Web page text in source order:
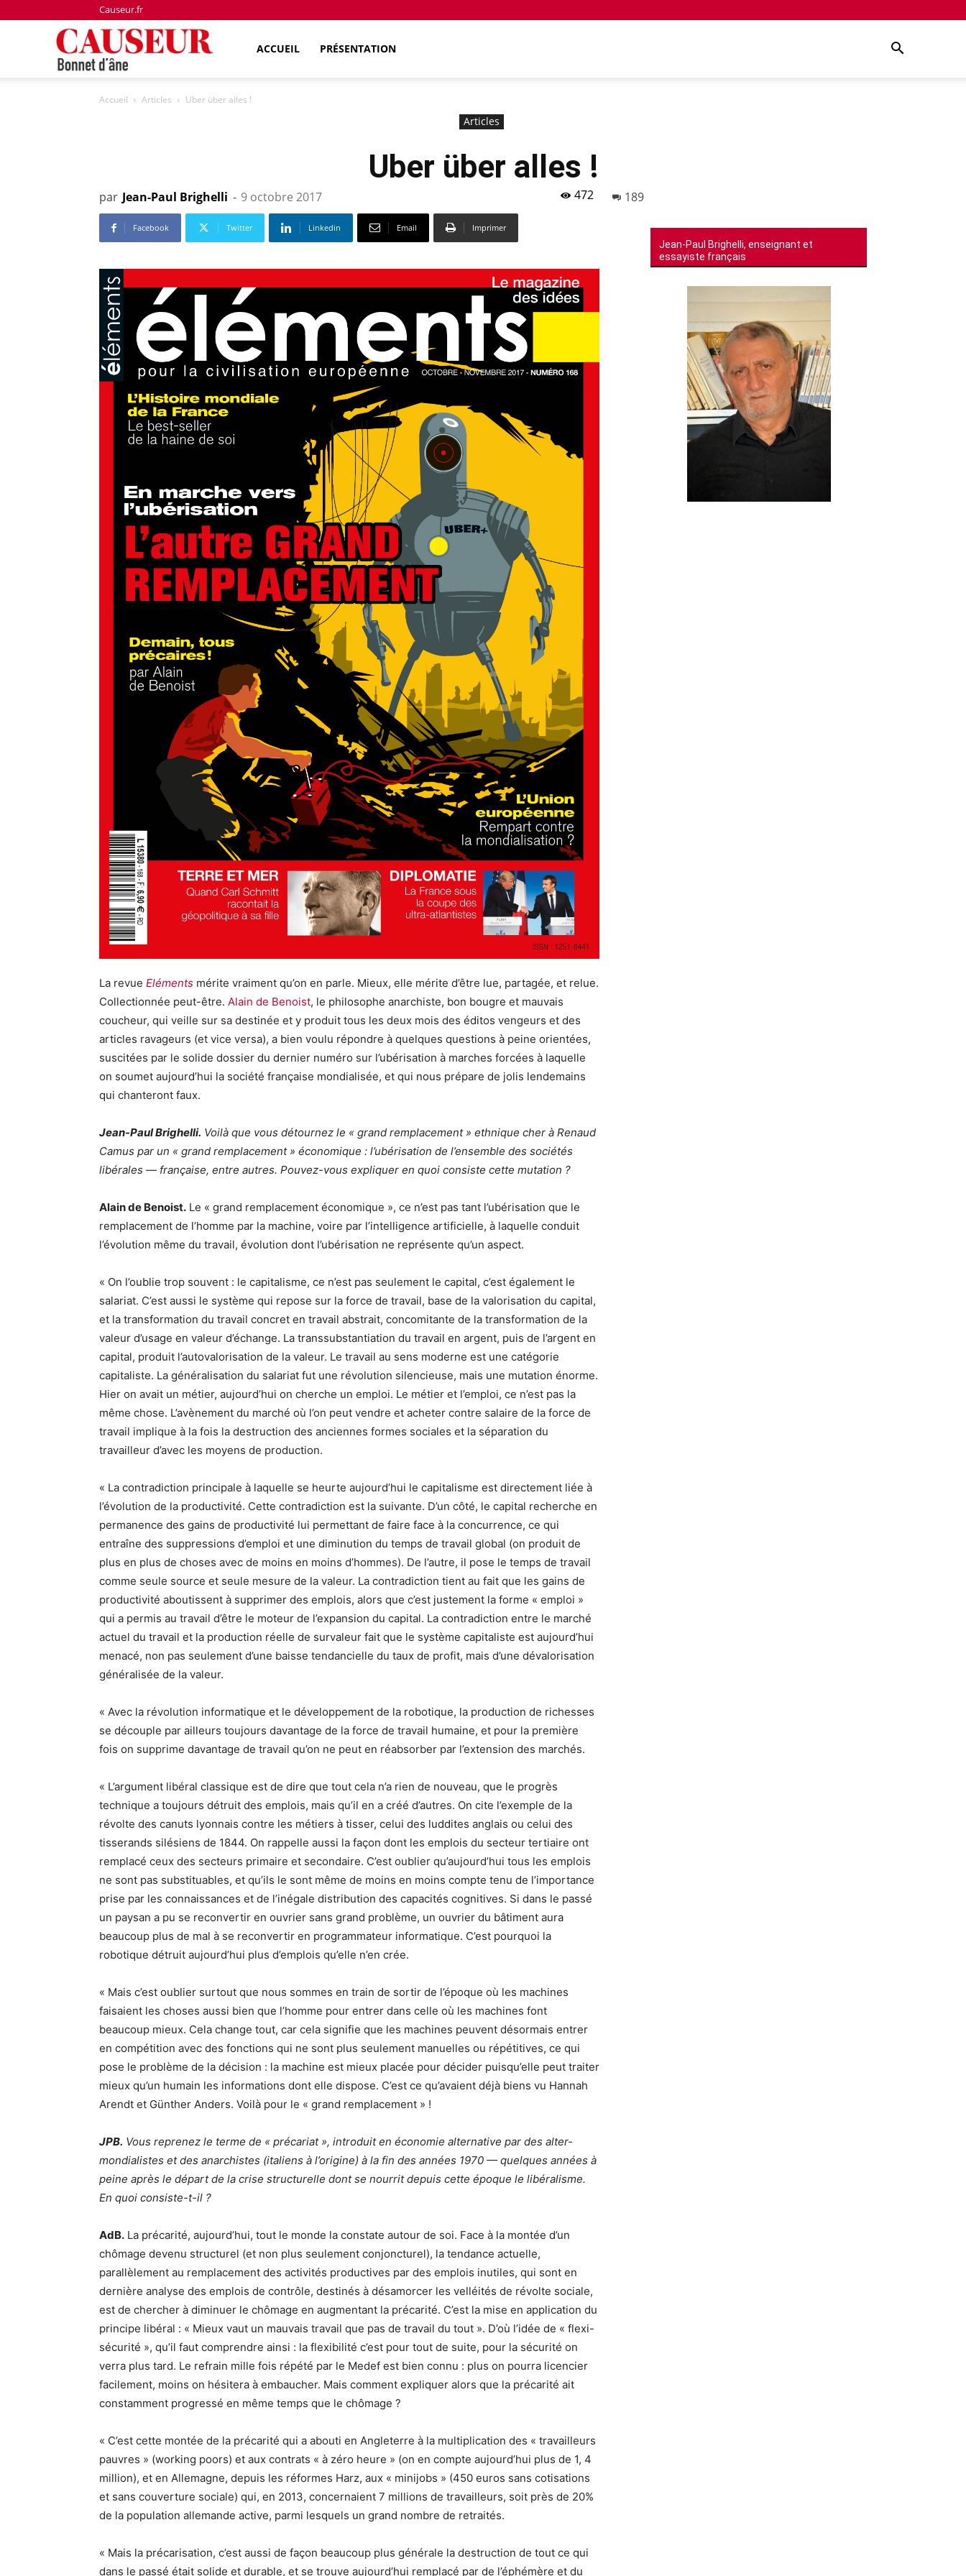
Causeur.fr
d'âne
ACCUEIL PRÉSENTATION
Accueil Articles Uber über alles !
Articles
Uber über alles !
par Jean-Paul Brighelli - 9 octobre 2017 472 189
Facebook Twitter Linkedin Email Imprimer
La revue Eléments mérite vraiment qu’on en parle. Mieux, elle mérite d’être lue, partagée, et relue.
Collectionnée peut-être. Alain de Benoist, le philosophe anarchiste, bon bougre et mauvais
coucheur, qui veille sur sa destinée et y produit tous les deux mois des éditos vengeurs et des
articles ravageurs (et vice versa), a bien voulu répondre à quelques questions à peine orientées,
suscitées par le solide dossier du dernier numéro sur l’ubérisation à marches forcées à laquelle
on soumet aujourd’hui la société française mondialisée, et qui nous prépare de jolis lendemains
qui chanteront faux.
Jean-Paul Brighelli. Voilà que vous détournez le « grand remplacement » ethnique cher à Renaud
Camus par un « grand remplacement » économique : l’ubérisation de l’ensemble des sociétés
libérales — française, entre autres. Pouvez-vous expliquer en quoi consiste cette mutation ?
Alain de Benoist. Le « grand remplacement économique », ce n’est pas tant l’ubérisation que le
remplacement de l’homme par la machine, voire par l’intelligence artificielle, à laquelle conduit
l’évolution même du travail, évolution dont l’ubérisation ne représente qu’un aspect.
« On l’oublie trop souvent : le capitalisme, ce n’est pas seulement le capital, c’est également le
salariat. C’est aussi le système qui repose sur la force de travail, base de la valorisation du capital,
et la transformation du travail concret en travail abstrait, concomitante de la transformation de la
valeur d’usage en valeur d’échange. La transsubstantiation du travail en argent, puis de l’argent en
capital, produit l’autovalorisation de la valeur. Le travail au sens moderne est une catégorie
capitaliste. La généralisation du salariat fut une révolution silencieuse, mais une mutation énorme.
Hier on avait un métier, aujourd’hui on cherche un emploi. Le métier et l’emploi, ce n’est pas la
même chose. L’avènement du marché où l’on peut vendre et acheter contre salaire de la force de
travail implique à la fois la destruction des anciennes formes sociales et la séparation du
travailleur d’avec les moyens de production.
« La contradiction principale à laquelle se heurte aujourd’hui le capitalisme est directement liée à
l’évolution de la productivité. Cette contradiction est la suivante. D’un côté, le capital recherche en
permanence des gains de productivité lui permettant de faire face à la concurrence, ce qui
entraîne des suppressions d’emploi et une diminution du temps de travail global (on produit de
plus en plus de choses avec de moins en moins d’hommes). De l’autre, il pose le temps de travail
comme seule source et seule mesure de la valeur. La contradiction tient au fait que les gains de
productivité aboutissent à supprimer des emplois, alors que c’est justement la forme « emploi »
qui a permis au travail d’être le moteur de l’expansion du capital. La contradiction entre le marché
actuel du travail et la production réelle de survaleur fait que le système capitaliste est aujourd’hui
menacé, non pas seulement d’une baisse tendancielle du taux de profit, mais d’une dévalorisation
généralisée de la valeur.
« Avec la révolution informatique et le développement de la robotique, la production de richesses
se découple par ailleurs toujours davantage de la force de travail humaine, et pour la première
fois on supprime davantage de travail qu’on ne peut en réabsorber par l’extension des marchés.
« L’argument libéral classique est de dire que tout cela n’a rien de nouveau, que le progrès
technique a toujours détruit des emplois, mais qu’il en a créé d’autres. On cite l’exemple de la
révolte des canuts lyonnais contre les métiers à tisser, celui des luddites anglais ou celui des
tisserands silésiens de 1844. On rappelle aussi la façon dont les emplois du secteur tertiaire ont
remplacé ceux des secteurs primaire et secondaire. C’est oublier qu’aujourd’hui tous les emplois
ne sont pas substituables, et qu’ils le sont même de moins en moins compte tenu de l’importance
prise par les connaissances et de l’inégale distribution des capacités cognitives. Si dans le passé
un paysan a pu se reconvertir en ouvrier sans grand problème, un ouvrier du bâtiment aura
beaucoup plus de mal à se reconvertir en programmateur informatique. C’est pourquoi la
robotique détruit aujourd’hui plus d’emplois qu’elle n’en crée.
« Mais c’est oublier surtout que nous sommes en train de sortir de l’époque où les machines
faisaient les choses aussi bien que l’homme pour entrer dans celle où les machines font
beaucoup mieux. Cela change tout, car cela signifie que les machines peuvent désormais entrer
en compétition avec des fonctions qui ne sont plus seulement manuelles ou répétitives, ce qui
pose le problème de la décision : la machine est mieux placée pour décider puisqu’elle peut traiter
mieux qu’un humain les informations dont elle dispose. C’est ce qu’avaient déjà biens vu Hannah
Arendt et Günther Anders. Voilà pour le « grand remplacement » !
JPB. Vous reprenez le terme de « précariat », introduit en économie alternative par des alter-
mondialistes et des anarchistes (italiens à l’origine) à la fin des années 1970 — quelques années à
peine après le départ de la crise structurelle dont se nourrit depuis cette époque le libéralisme.
En quoi consiste-t-il ?
AdB. La précarité, aujourd’hui, tout le monde la constate autour de soi. Face à la montée d’un
chômage devenu structurel (et non plus seulement conjoncturel), la tendance actuelle,
parallèlement au remplacement des activités productives par des emplois inutiles, qui sont en
dernière analyse des emplois de contrôle, destinés à désamorcer les velléités de révolte sociale,
est de chercher à diminuer le chômage en augmentant la précarité. C’est la mise en application du
principe libéral : « Mieux vaut un mauvais travail que pas de travail du tout ». D’où l’idée de « flexi-
sécurité », qu’il faut comprendre ainsi : la flexibilité c’est pour tout de suite, pour la sécurité on
verra plus tard. Le refrain mille fois répété par le Medef est bien connu : plus on pourra licencier
facilement, moins on hésitera à embaucher. Mais comment expliquer alors que la précarité ait
constamment progressé en même temps que le chômage ?
« C’est cette montée de la précarité qui a abouti en Angleterre à la multiplication des « travailleurs
pauvres » (working poors) et aux contrats « à zéro heure » (on en compte aujourd’hui plus de 1, 4
million), et en Allemagne, depuis les réformes Harz, aux « minijobs » (450 euros sans cotisations
et sans couverture sociale) qui, en 2013, concernaient 7 millions de travailleurs, soit près de 20%
de la population allemande active, parmi lesquels un grand nombre de retraités.
« Mais la précarisation, c’est aussi de façon beaucoup plus générale la destruction de tout ce qui
dans le passé était solide et durable, et se trouve aujourd’hui remplacé par de l’éphémère et du
Jean-Paul Brighelli, enseignant et
essayiste français